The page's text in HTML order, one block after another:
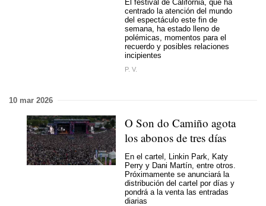
El festival de California, que ha
centrado la atención del mundo
del espectáculo este fin de
semana, ha estado lleno de
polémicas, momentos para el
recuerdo y posibles relaciones
incipientes
P. V.
10 mar 2026
O Son do Camiño agota
los abonos de tres días
En el cartel, Linkin Park, Katy
Perry y Dani Martín, entre otros.
Próximamente se anunciará la
distribución del cartel por días y
pondrá a la venta las entradas
diarias